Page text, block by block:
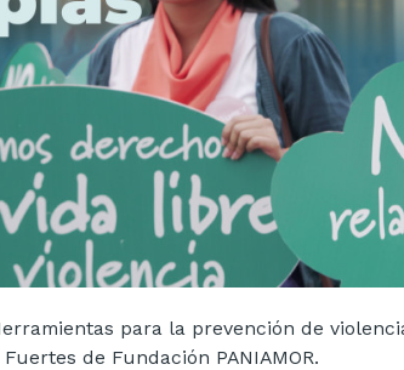
para la prevención de
de Fundación PANIAMOR.